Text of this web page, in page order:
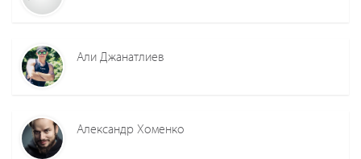
Али Джанатлиев
Александр Хоменко